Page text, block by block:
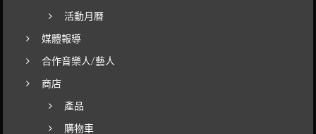
活動月曆
媒體報導
合作音樂人/藝人
商店
產品
購物車